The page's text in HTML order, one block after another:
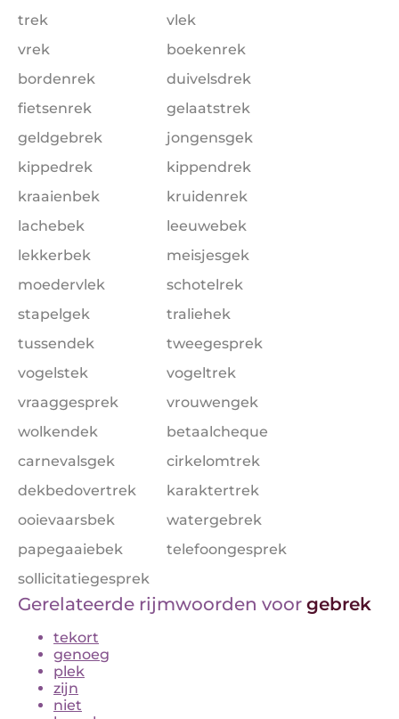
trek
vlek
vrek
boekenrek
bordenrek
duivelsdrek
fietsenrek
gelaatstrek
geldgebrek
jongensgek
kippedrek
kippendrek
kraaienbek
kruidenrek
lachebek
leeuwebek
lekkerbek
meisjesgek
moedervlek
schotelrek
stapelgek
traliehek
tussendek
tweegesprek
vogelstek
vogeltrek
vraaggesprek
vrouwengek
wolkendek
betaalcheque
carnevalsgek
cirkelomtrek
dekbedovertrek
karaktertrek
ooievaarsbek
watergebrek
papegaaiebek
telefoongesprek
sollicitatiegesprek
Gerelateerde rijmwoorden voor gebrek
tekort
genoeg
plek
zijn
niet